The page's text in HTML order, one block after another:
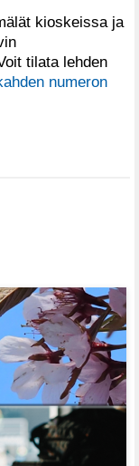
kioskeissa ja
tilata lehden
numeron